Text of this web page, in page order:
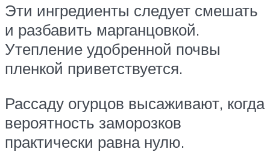
Эти ингредиенты следует смешать
и разбавить марганцовкой.
Утепление удобренной почвы
пленкой приветствуется.
Рассаду огурцов высаживают, когда
вероятность заморозков
практически равна нулю.